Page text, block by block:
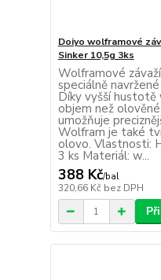
Doiyo wolframové
Sinker 10,5g 3ks
Wolframové
speciálně
Díky vyšší hustotě
objem než
umožňuje
Wolfram je také
olovo. Vlastnosti:
3 ks Materiál: w...
388 Kč/bal
320,66 Kč bez DPH